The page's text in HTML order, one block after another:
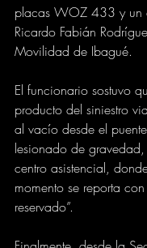
placas WOZ 433 y un
Ricardo Fabián
Movilidad de Ibagué.
El funcionario sostuvo
producto del siniestro
al vacío desde el
lesionado de gravedad,
centro asistencial,
momento se reporta
reservado”.